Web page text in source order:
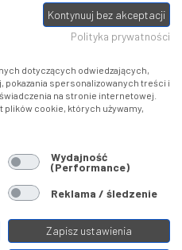
aktualnie dostępnej na stronie
premiowej. Dowiedz się jak
promocji. Prezentowana wartość
w procesie rejestracji w Panelu
mailową informacji handlowo-
W przypadku braku zgody
zł.
SIDI dotyczą zakupów w sklepach
w placówkach tworzących
Kontynuuj bez akceptacji
Polityka prywatności
dotyczących odwiedzających,
spersonalizowanych treści i
na stronie internetowej.
plików cookie, których używamy,
Wydajność
(Performance)
Reklama / śledzenie
Zapisz ustawienia